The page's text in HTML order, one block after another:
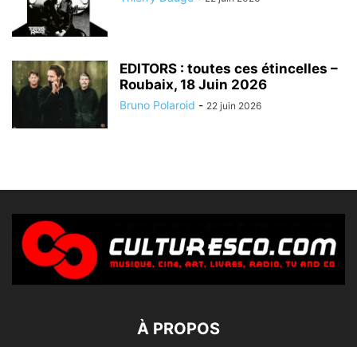
EDITORS : toutes ces étincelles –
Roubaix, 18 Juin 2026
Bruno Polaroid - 22 juin 2026
À PROPOS